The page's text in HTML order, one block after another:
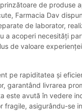
de produse
Farmacia Dav
de laborator,
a acoperi necesități
de valoare
pe rapiditatea și
garantând livrarea
este avută în vedere
fragile, asigurându-se